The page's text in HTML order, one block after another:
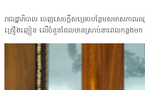
រាជរដ្ឋាភិបាល ចេញសេចក្ដីសម្រេចបន្ថែមសមាសភាពអាជ្
គ្រឿងញៀន លើចំនួនដែលមានស្រាប់នាពេលកន្លងមក